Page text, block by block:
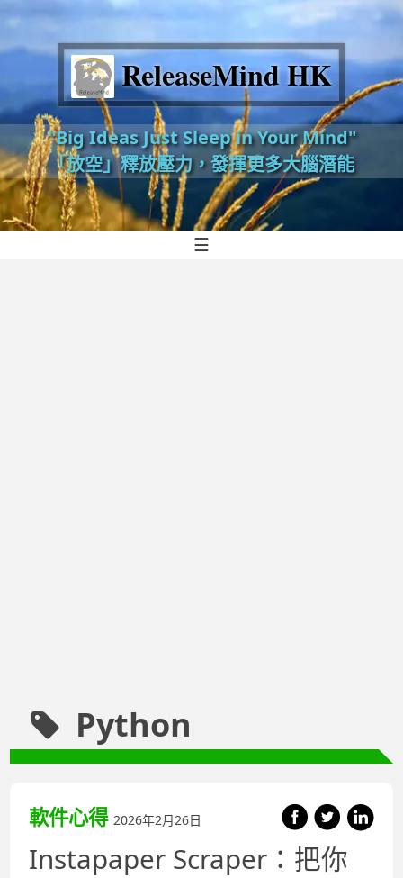
ReleaseMind HK
"Big Ideas Just Sleep in Your Mind"
「放空」釋放壓力，發揮更多大腦潛能
☰
Python
軟件心得 2026年2月26日
Instapaper Scraper：把你